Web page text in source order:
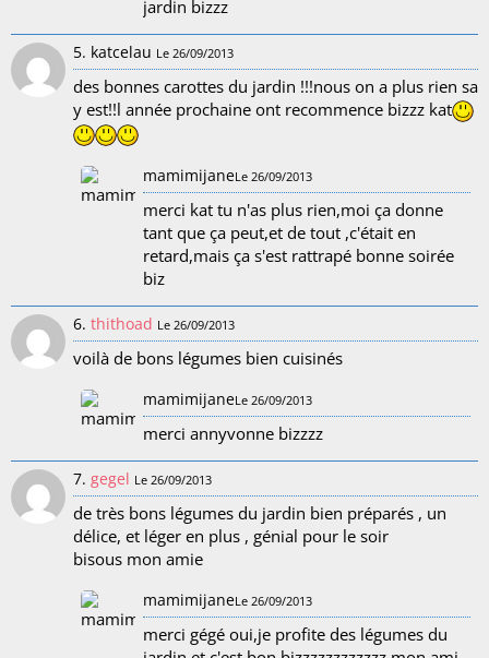
jardin bizzz
5. katcelau Le 26/09/2013
des bonnes carottes du jardin !!!nous on a plus rien sa
y est!!l année prochaine ont recommence bizzz kat
mamimijaneLe 26/09/2013
merci kat tu n'as plus rien,moi ça donne
tant que ça peut,et de tout ,c'était en
retard,mais ça s'est rattrapé bonne soirée
biz
6. thithoad Le 26/09/2013
voilà de bons légumes bien cuisinés
mamimijaneLe 26/09/2013
merci annyvonne bizzzz
7. gegel Le 26/09/2013
de très bons légumes du jardin bien préparés , un
délice, et léger en plus , génial pour le soir
bisous mon amie
mamimijaneLe 26/09/2013
merci gégé oui,je profite des légumes du